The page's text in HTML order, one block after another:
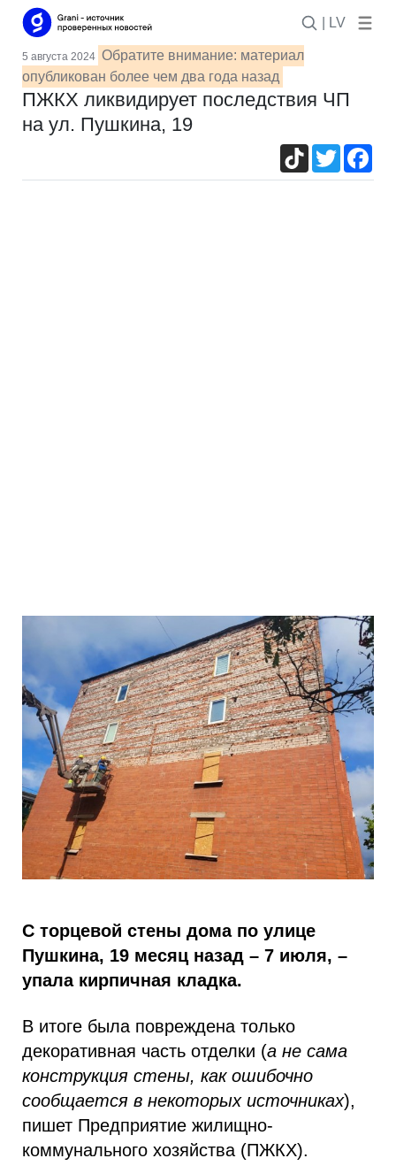
| LV
5 августа 2024 Обратите внимание: материал
опубликован более чем два года назад
ПЖКХ ликвидирует последствия ЧП
на ул. Пушкина, 19
TikTokTwitter
С торцевой стены дома по улице
Пушкина, 19 месяц назад – 7 июля, –
упала кирпичная кладка.
В итоге была повреждена только
декоративная часть отделки (а не сама
конструкция стены, как ошибочно
сообщается в некоторых источниках),
пишет Предприятие жилищно-
коммунального хозяйства (ПЖКХ).